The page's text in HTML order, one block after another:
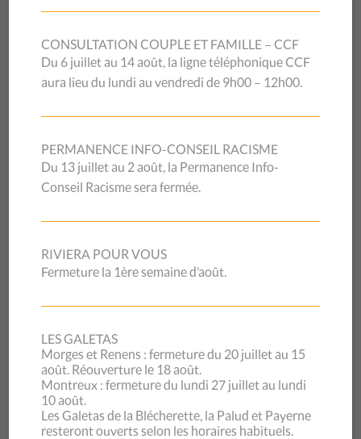
grâce à son expertise de terrain.
Au niveau fédéral, les quatre CSP romands ont consacré
sur les poursuites(libération du solde des dettes),
solutions qui permettraient aux personnes durablement
surendettées de retrouver des perspectives
abouti favorablement au Parlement le 19 juin 2026 et
victoire pour les CSP et toutes les organisations
impliquées dans cette thématique.
Sur le plan institutionnel, l’année a été marquée par
, qui fixe les orientations du CSP Vaud pour les
années à venir et réaffirme sa volonté de consolider ses
prestations, de prendre soin de ses équipes et de répondre
aux besoins émergents de la population. La mise en œuvre
de la nouvelle grille salariale a également constitué une
CONSULTATION COUPLE ET FAMILLE – CCF
Du 6 juillet au 14 août, la ligne téléphonique CCF
aura lieu du lundi au vendredi de 9h00 – 12h00.
PERMANENCE INFO-CONSEIL RACISME
Du 13 juillet au 2 août, la Permanence Info-
Conseil Racisme sera fermée.
RIVIERA POUR VOUS
Fermeture la 1ère semaine d’août.
LES GALETAS
Morges et Renens : fermeture du 20 juillet au 15
août. Réouverture le 18 août.
Montreux : fermeture du lundi 27 juillet au lundi
10 août.
Les Galetas de la Blécherette, la Palud et Payerne
resteront ouverts selon les horaires habituels.